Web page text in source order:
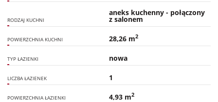
RODZAJ KUCHNI
aneks kuchenny - połączony
z salonem
POWIERZCHNIA KUCHNI 28,26 m2
TYP ŁAZIENKI nowa
LICZBA ŁAZIENEK 1
POWIERZCHNIA ŁAZIENKI 4,93 m2